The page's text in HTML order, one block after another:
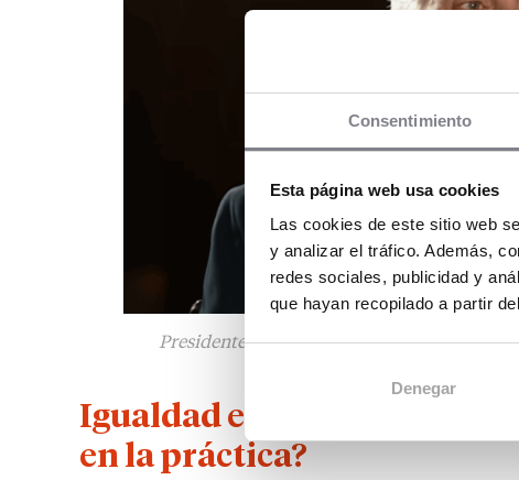
Consentimiento
Esta página web usa cookies
Las cookies de este sitio web
y analizar el tráfico. Además,
redes sociales, publicidad y
que hayan recopilado a partir
Denegar
Presidente de Cuba, Miguel Díaz-Canel,
pantalla del vídeo en
Igualdad económica para
en la práctica?